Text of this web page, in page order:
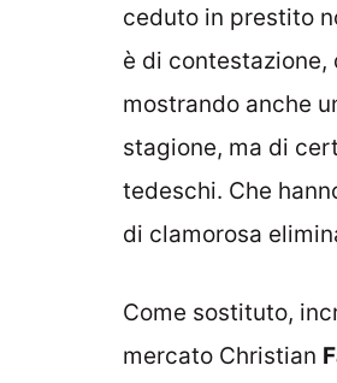
ceduto in prestito
è di contestazione,
mostrando anche
stagione, ma di
tedeschi. Che
di clamorosa
Come sostituto,
mercato Christian